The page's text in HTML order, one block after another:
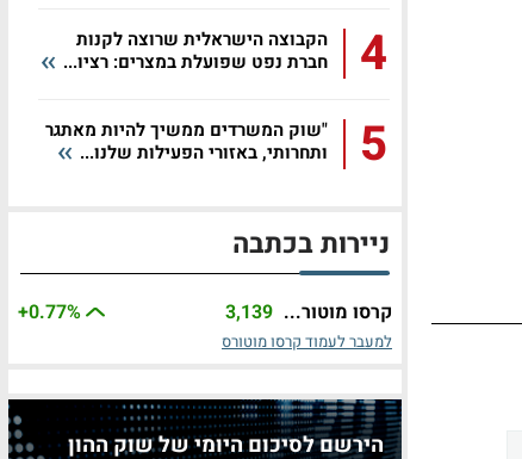
4
הקבוצה הישראלית שרוצה לקנות
חברת נפט שפועלת במצרים: רציו...
5
"שוק המשרדים ממשיך להיות מאתגר
ותחרותי, באזורי הפעילות שלנו...
ניירות בכתבה
קרסו מוטור... 3,139
+0.77%
למעבר לעמוד קרסו מוטורס
הירשם לסיכום היומי של שוק ההון